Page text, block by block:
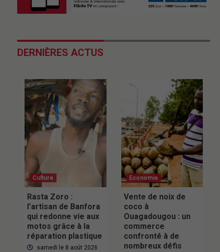
DERNIÈRES ACTUS
Culture
Rasta Zoro :
l’artisan de Banfora
qui redonne vie aux
motos grâce à la
réparation plastique
samedi le 8 août 2026
Economie
Vente de noix de
coco à
Ouagadougou : un
commerce
confronté à de
nombreux défis